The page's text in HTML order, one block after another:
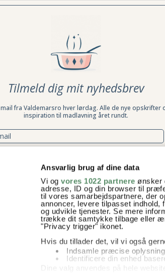
Ansvarlig brug af dine data
Vi ogvores 1022 partnere ønsker
adresse, ID og din browser til
til vores samarbejdspartnere, der
annoncer, levere tilpasset indhold,
og udvikle tjenester. Se mere
trække dit samtykke tilbage eller
"Privacy trigger" ikonet.
Hvis du tillader det, vil vi også
Indsamle præcise
Identificere din enhed
Dine valg anvendes på hele
Tilmeld dig mit nyhedsbrev
fra Valdemarsro hver lørdag. Alle de nye opskrifter
inspiration til madlavning året rundt.
til at modtage nyhedsbrevet kan til enhver tid trækkes
læs mere her